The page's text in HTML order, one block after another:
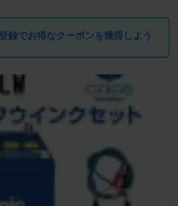
録でお得なクーポンを獲得しよう